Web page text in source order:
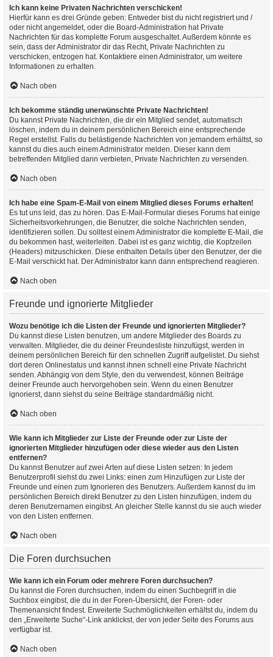
Ich kann keine Privaten Nachrichten verschicken!
Hierfür kann es drei Gründe geben: Entweder bist du nicht registriert und /
oder nicht angemeldet, oder die Board-Administration hat Private
Nachrichten für das komplette Forum ausgeschaltet. Außerdem könnte es
sein, dass der Administrator dir das Recht, Private Nachrichten zu
verschicken, entzogen hat. Kontaktiere einen Administrator, um weitere
Informationen zu erhalten.
Nach oben
Ich bekomme ständig unerwünschte Private Nachrichten!
Du kannst Private Nachrichten, die dir ein Mitglied sendet, automatisch
löschen, indem du in deinem persönlichen Bereich eine entsprechende
Regel erstellst. Falls du belästigende Nachrichten von jemandem erhältst, so
kannst du dies auch einem Administrator melden. Dieser kann dem
betreffenden Mitglied dann verbieten, Private Nachrichten zu versenden.
Nach oben
Ich habe eine Spam-E-Mail von einem Mitglied dieses Forums erhalten!
Es tut uns leid, das zu hören. Das E-Mail-Formular dieses Forums hat einige
Sicherheitsvorkehrungen, die Benutzer, die solche Nachrichten senden,
identifizieren sollen. Du solltest einem Administrator die komplette E-Mail, die
du bekommen hast, weiterleiten. Dabei ist es ganz wichtig, die Kopfzeilen
(Headers) mitzuschicken. Diese enthalten Details über den Benutzer, der die
E-Mail verschickt hat. Der Administrator kann dann entsprechend reagieren.
Nach oben
Freunde und ignorierte Mitglieder
Wozu benötige ich die Listen der Freunde und ignorierten Mitglieder?
Du kannst diese Listen benutzen, um andere Mitglieder des Boards zu
verwalten. Mitglieder, die du deiner Freundesliste hinzufügst, werden in
deinem persönlichen Bereich für den schnellen Zugriff aufgelistet. Du siehst
dort deren Onlinestatus und kannst ihnen schnell eine Private Nachricht
senden. Abhängig von dem Style, den du verwendest, können Beiträge
deiner Freunde auch hervorgehoben sein. Wenn du einen Benutzer
ignorierst, dann siehst du seine Beiträge standardmäßig nicht.
Nach oben
Wie kann ich Mitglieder zur Liste der Freunde oder zur Liste der
ignorierten Mitglieder hinzufügen oder diese wieder aus den Listen
entfernen?
Du kannst Benutzer auf zwei Arten auf diese Listen setzen: In jedem
Benutzerprofil siehst du zwei Links: einen zum Hinzufügen zur Liste der
Freunde und einen zum Ignorieren des Benutzers. Außerdem kannst du im
persönlichen Bereich direkt Benutzer zu den Listen hinzufügen, indem du
deren Benutzernamen eingibst. An gleicher Stelle kannst du sie auch wieder
von den Listen entfernen.
Nach oben
Die Foren durchsuchen
Wie kann ich ein Forum oder mehrere Foren durchsuchen?
Du kannst die Foren durchsuchen, indem du einen Suchbegriff in die
Suchbox eingibst, die du in der Foren-Übersicht, der Foren- oder
Themenansicht findest. Erweiterte Suchmöglichkeiten erhältst du, indem du
den „Erweiterte Suche“-Link anklickst, der von jeder Seite des Forums aus
verfügbar ist.
Nach oben